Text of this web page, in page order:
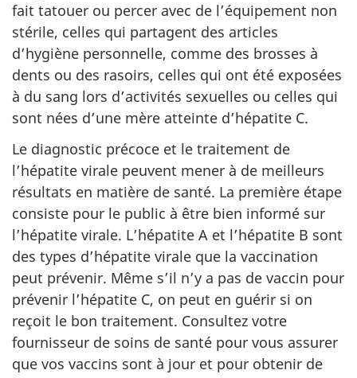
fait tatouer ou percer avec de l’équipement non
stérile, celles qui partagent des articles
d’hygiène personnelle, comme des brosses à
dents ou des rasoirs, celles qui ont été exposées
à du sang lors d’activités sexuelles ou celles qui
sont nées d’une mère atteinte d’hépatite C.
Le diagnostic précoce et le traitement de
l’hépatite virale peuvent mener à de meilleurs
résultats en matière de santé. La première étape
consiste pour le public à être bien informé sur
l’hépatite virale. L’hépatite A et l’hépatite B sont
des types d’hépatite virale que la vaccination
peut prévenir. Même s’il n’y a pas de vaccin pour
prévenir l’hépatite C, on peut en guérir si on
reçoit le bon traitement. Consultez votre
fournisseur de soins de santé pour vous assurer
que vos vaccins sont à jour et pour obtenir de